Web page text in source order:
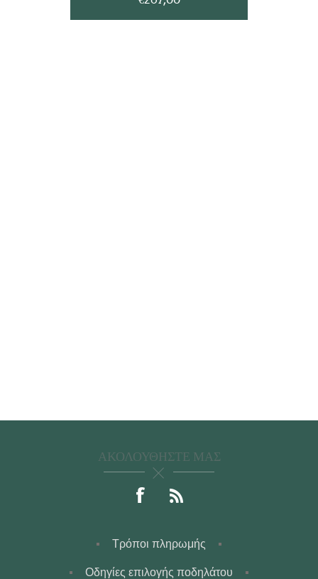
ΑΚΟΛΟΥΘΉΣΤΕ ΜΑΣ
Τρόποι πληρωμής
Οδηγίες επιλογής ποδηλάτου